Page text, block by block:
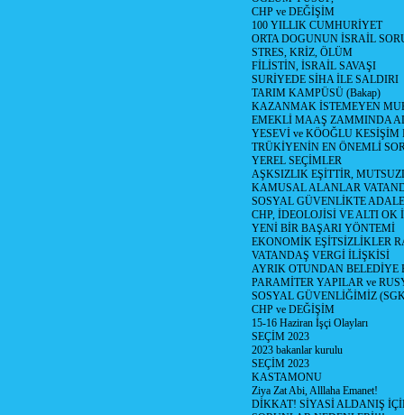
CHP ve DEĞİŞİM
100 YILLIK CUMHURİYET
ORTA DOGUNUN İSRAİL
STRES, KRİZ, ÖLÜM
FİLİSTİN, İSRAİL SAVAŞI
SURİYEDE SİHA İLE SALDIRI
TARIM KAMPÜSÜ (Bakap)
KAZANMAK İSTEMEYEN
EMEKLİ MAAŞ ZAMMINDA
YESEVİ ve KÖOĞLU
TRÜKİYENİN EN ÖNEMLİ
YEREL SEÇİMLER
AŞKSIZLIK EŞİTTİR,
KAMUSAL ALANLAR
SOSYAL GÜVENLİKTE
CHP, İDEOLOJİSİ VE ALTI OK
YENİ BİR BAŞARI YÖNTEMİ
EKONOMİK EŞİTSİZLİKLER
VATANDAŞ VERGİ İLİŞKİSİ
AYRIK OTUNDAN
PARAMİTER YAPILAR ve
SOSYAL GÜVENLİĞİMİZ
CHP ve DEĞİŞİM
15-16 Haziran İşçi Olayları
SEÇİM 2023
2023 bakanlar kurulu
SEÇİM 2023
KASTAMONU
Ziya Zat Abi, Alllaha Emanet!
DİKKAT! SİYASİ ALDANIŞ